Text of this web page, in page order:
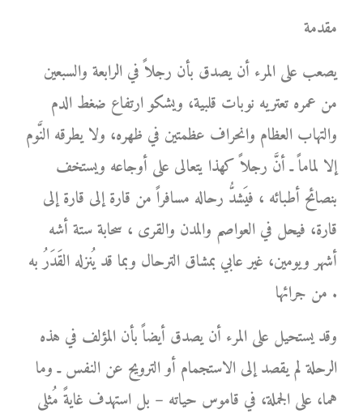
مقدمة
يصعب على المرء أن يصدق بأن رجلاً في الرابعة والسبعين
من عمره تعتريه نوبات قلبية، ويشكو ارتفاع ضغط الدم
والتهاب العظام وانحراف عظمتين في ظهره، ولا يطرقه النَّوم
إلا لماماً ـ أنَّ رجلاً كهذا يتعالى على أوجاعه ويستخف
بنصائح أطبائه ، فيَشدُّ رحاله مسافراً من قارة إلى قارة إلى
قارة، فيحل في العواصم والمدن والقرى ، سحابة ستة أشه
أشهر ويومين، غير عابي بمشاق الترحال وبما قد يُنزله القَدَرُ به
من جرائها .
وقد يستحيل على المرء أن يصدق أيضاً بأن المؤلف في هذه
الرحلة لم يقصد إلى الاستجمام أو الترويح عن النفس ـ وما
هما، على الجملة، في قاموس حياته – بل استهدف غايةً مُثلى